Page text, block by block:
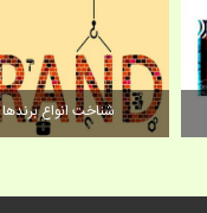
شناخت انواع برندها